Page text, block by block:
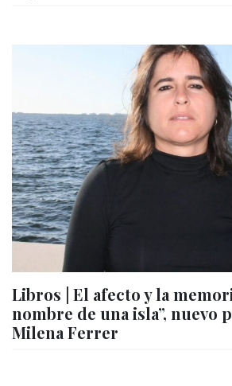
Libros | El afecto y la
nombre de una isla”, nuevo
Milena Ferrer